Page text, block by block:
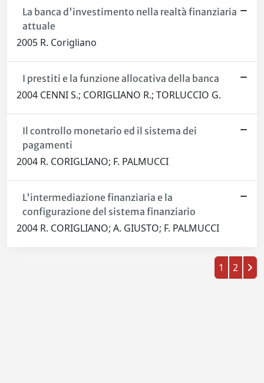
La banca d'investimento nella realtà finanziaria
attuale
2005 R. Corigliano
I prestiti e la funzione allocativa della banca
2004 CENNI S.; CORIGLIANO R.; TORLUCCIO G.
Il controllo monetario ed il sistema dei
pagamenti
2004 R. CORIGLIANO; F. PALMUCCI
L'intermediazione finanziaria e la
configurazione del sistema finanziario
2004 R. CORIGLIANO; A. GIUSTO; F. PALMUCCI
1 2